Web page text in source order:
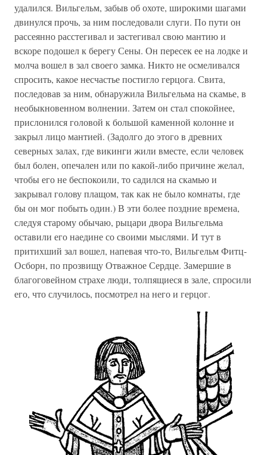
удалился. Вильгельм, забыв об охоте, широкими шагами
двинулся прочь, за ним последовали слуги. По пути он
рассеянно расстегивал и застегивал свою мантию и
вскоре подошел к берегу Сены. Он пересек ее на лодке и
молча вошел в зал своего замка. Никто не осмеливался
спросить, какое несчастье постигло герцога. Свита,
последовав за ним, обнаружила Вильгельма на скамье, в
необыкновенном волнении. Затем он стал спокойнее,
прислонился головой к большой каменной колонне и
закрыл лицо мантией. (Задолго до этого в древних
северных залах, где викинги жили вместе, если человек
был болен, опечален или по какой-либо причине желал,
чтобы его не беспокоили, то садился на скамью и
закрывал голову плащом, так как не было комнаты, где
бы он мог побыть один.) В эти более поздние времена,
следуя старому обычаю, рыцари двора Вильгельма
оставили его наедине со своими мыслями. И тут в
притихший зал вошел, напевая что-то, Вильгельм Фитц-
Осборн, по прозвищу Отважное Сердце. Замершие в
благоговейном страхе люди, толпящиеся в зале, спросили
его, что случилось, посмотрел на него и герцог.